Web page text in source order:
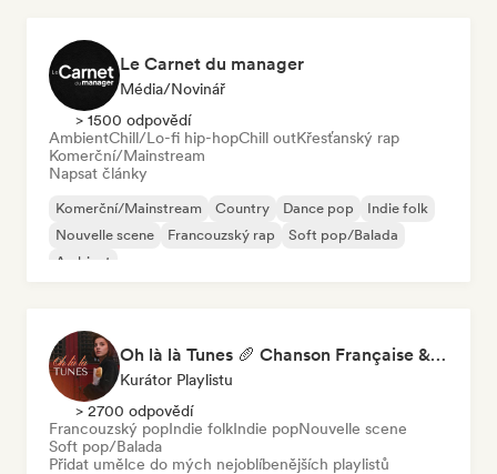
Le Carnet du manager
Média/novinář
> 1500 odpovědí
AmbientChill/Lo-fi hip-hopChill outKřesťanský rap
Komerční/Mainstream
Napsat články
Komerční/Mainstream Country Dance pop
Indie folk
Nouvelle scene
Francouzský rap
Soft pop/Balada
Ambient
Oh là là Tunes 🥖 Chanson Française & Nouvelle Scène Française
Kurátor Playlistu
> 2700 odpovědí
Francouzský popIndie folkIndie popNouvelle scene
Soft pop/Balada
Přidat umělce do mých nejoblíbenějších playlistů